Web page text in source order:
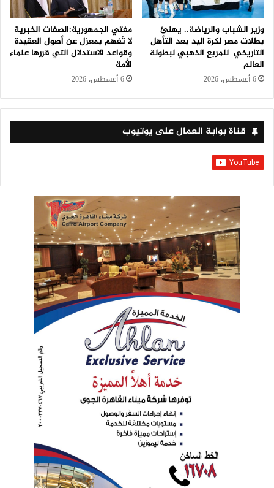
وزير الشباب والرياضة.. يهنئ
بطلات مصر لكرة اليد بعد التأهل
التاريخي للمربع الذهبي لبطولة
العالم
6 أغسطس، 2026
مفتي الجمهورية:الصفات الخبرية
لا تُفهم بمعزل عن أصول العقيدة
وقواعد الاستدلال التي قررها علماء
الأمة
6 أغسطس، 2026
قناة بوابة العمال على يوتيوب